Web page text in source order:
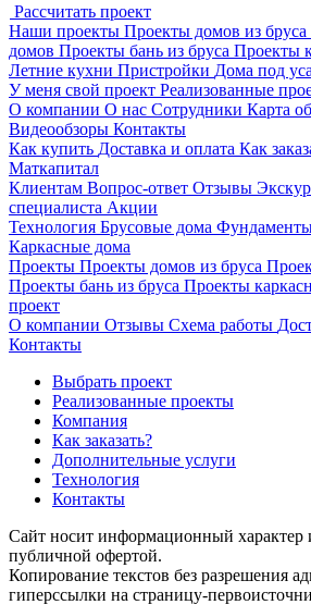
Рассчитать проект
Наши проекты Проекты домов из бруса
домов Проекты бань из бруса Проекты
Летние кухни Пристройки Дома под
У меня свой проект Реализованные
О компании О нас Сотрудники Карта
Видеообзоры Контакты
Как купить Доставка и оплата Как
Маткапитал
Клиентам Вопрос-ответ Отзывы
специалиста Акции
Технология Брусовые дома
Каркасные дома
Проекты Проекты домов из бруса
Проекты бань из бруса Проекты
проект
О компании Отзывы Схема работы
Контакты
Выбрать проект
Реализованные проекты
Компания
Как заказать?
Дополнительные услуги
Технология
Контакты
Сайт носит информационный характер
публичной офертой.
Копирование текстов без разрешения
гиперссылки на страницу-